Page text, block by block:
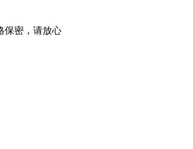
保密，请放心